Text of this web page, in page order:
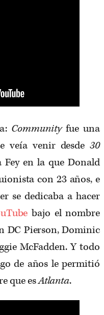
Communityfue una
veía venir desde30
en la que Donald
con 23 años, e
se dedicaba a hacer
bajo el nombre
DC Pierson, Dominic
McFadden. Y todo
de años le permitió
que esAtlanta.